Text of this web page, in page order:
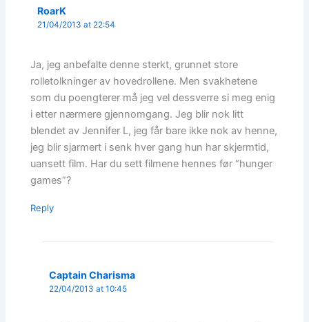
RoarK
21/04/2013 at 22:54
Ja, jeg anbefalte denne sterkt, grunnet store
rolletolkninger av hovedrollene. Men svakhetene
som du poengterer må jeg vel dessverre si meg enig
i etter nærmere gjennomgang. Jeg blir nok litt
blendet av Jennifer L, jeg får bare ikke nok av henne,
jeg blir sjarmert i senk hver gang hun har skjermtid,
uansett film. Har du sett filmene hennes før “hunger
games”?
Reply
Captain Charisma
22/04/2013 at 10:45